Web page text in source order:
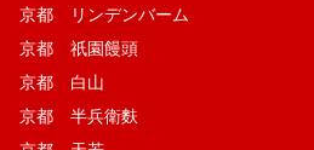
京都 リンデンバーム
京都 祇園饅頭
京都 白山
京都 半兵衛麩